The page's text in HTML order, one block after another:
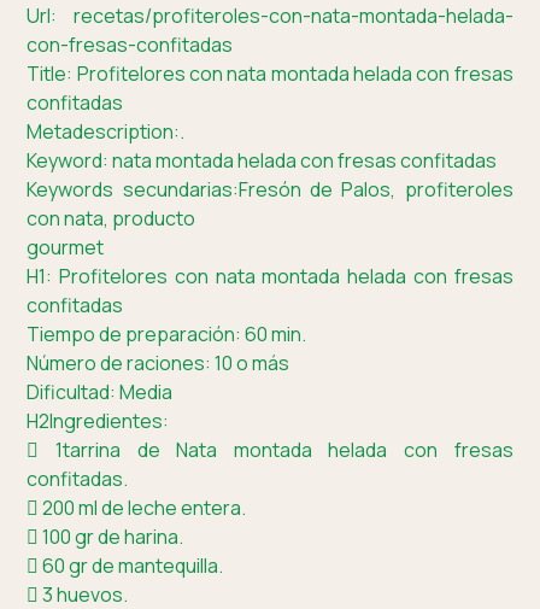
Url: recetas/profiteroles-con-nata-montada-helada-
con-fresas-confitadas
Title: Profitelores con nata montada helada con fresas
confitadas
Metadescription:.
Keyword: nata montada helada con fresas confitadas
Keywords secundarias:Fresón de Palos, profiteroles
con nata, producto
gourmet
H1: Profitelores con nata montada helada con fresas
confitadas
Tiempo de preparación: 60 min.
Número de raciones: 10 o más
Dificultad: Media
H2Ingredientes:
 1tarrina de Nata montada helada con fresas
confitadas.
 200 ml de leche entera.
 100 gr de harina.
 60 gr de mantequilla.
 3 huevos.